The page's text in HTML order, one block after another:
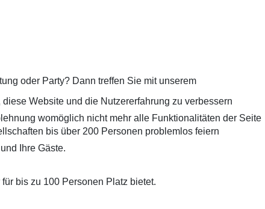
oder Party? Dann treffen Sie mit unserem
bis über 200 Personen problemlos feiern
Ihre Gäste.
bis zu 100 Personen Platz bietet.
Website und die Nutzererfahrung zu verbessern
womöglich nicht mehr alle Funktionalitäten der Seite